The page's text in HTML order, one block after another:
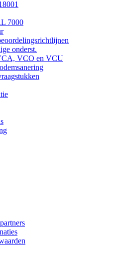
7000
onderst.
VCO en VCU